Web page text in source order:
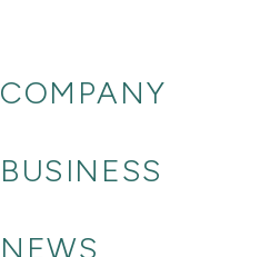
QUANTUM COMPUTING
COMPANY
BUSINESS
NEWS